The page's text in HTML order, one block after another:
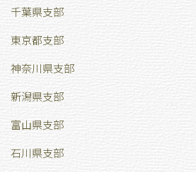
千葉県支部
東京都支部
神奈川県支部
新潟県支部
富山県支部
石川県支部